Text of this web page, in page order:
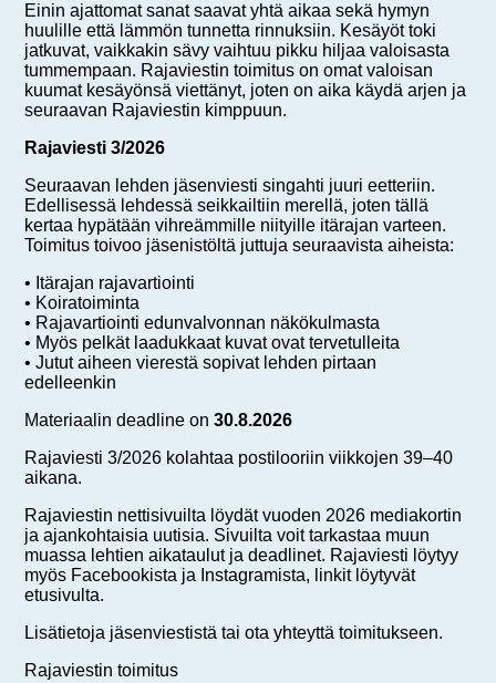
Einin ajattomat sanat saavat yhtä aikaa sekä hymyn
huulille että lämmön tunnetta rinnuksiin. Kesäyöt toki
jatkuvat, vaikkakin sävy vaihtuu pikku hiljaa valoisasta
tummempaan. Rajaviestin toimitus on omat valoisan
kuumat kesäyönsä viettänyt, joten on aika käydä arjen ja
seuraavan Rajaviestin kimppuun.
Rajaviesti 3/2026
Seuraavan lehden jäsenviesti singahti juuri eetteriin.
Edellisessä lehdessä seikkailtiin merellä, joten tällä
kertaa hypätään vihreämmille niityille itärajan varteen.
Toimitus toivoo jäsenistöltä juttuja seuraavista aiheista:
• Itärajan rajavartiointi
• Koiratoiminta
• Rajavartiointi edunvalvonnan näkökulmasta
• Myös pelkät laadukkaat kuvat ovat tervetulleita
• Jutut aiheen vierestä sopivat lehden pirtaan
edelleenkin
Materiaalin deadline on30.8.2026
Rajaviesti 3/2026 kolahtaa postilooriin viikkojen 39–40
aikana.
Rajaviestin nettisivuilta löydät vuoden 2026 mediakortin
ja ajankohtaisia uutisia. Sivuilta voit tarkastaa muun
muassa lehtien aikataulut ja deadlinet. Rajaviesti löytyy
myös Facebookista ja Instagramista, linkit löytyvät
etusivulta.
Lisätietoja jäsenviestistä tai ota yhteyttä toimitukseen.
Rajaviestin toimitus